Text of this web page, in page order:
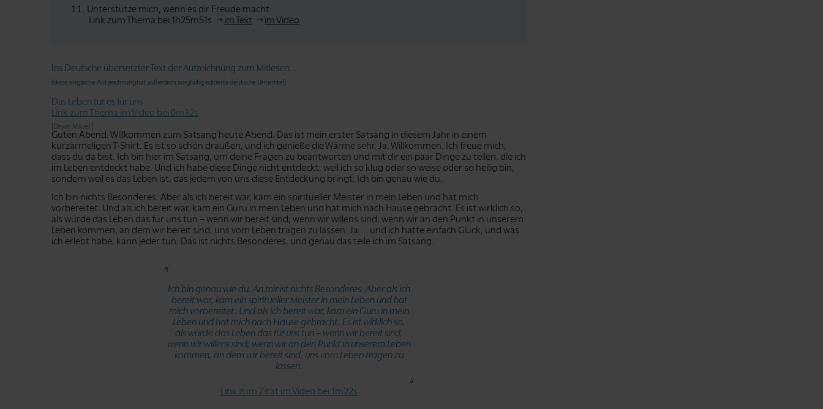
Unterstütze mich, wenn es dir Freude macht
Link zum Thema bei 1h25m51s
im Text im Video
Ins Deutsche übersetzter Text der Aufzeichnung zum Mitlesen:
(diese englische Aufzeichnung hat außerdem sorgfältig editierte deutsche Untertitel)
Das Leben tut es für uns
Link zum Thema im Video bei 0m32s
[Dhyan Mikael:]
Guten Abend. Willkommen zum Satsang heute Abend. Das ist mein erster Satsang in diesem Jahr in einem
kurzärmeligen T-Shirt. Es ist so schön draußen, und ich genieße die Wärme sehr. Ja. Willkommen. Ich freue mich,
dass du da bist. Ich bin hier im Satsang, um deine Fragen zu beantworten und mit dir ein paar Dinge zu teilen, die ich
im Leben entdeckt habe. Und ich habe diese Dinge nicht entdeckt, weil ich so klug oder so weise oder so heilig bin,
sondern weil es das Leben ist, das jedem von uns diese Entdeckung bringt. Ich bin genau wie du.
Ich bin nichts Besonderes. Aber als ich bereit war, kam ein spiritueller Meister in mein Leben und hat mich
vorbereitet. Und als ich bereit war, kam ein Guru in mein Leben und hat mich nach Hause gebracht. Es ist wirklich so,
als würde das Leben das für uns tun – wenn wir bereit sind; wenn wir willens sind; wenn wir an den Punkt in unserem
Leben kommen, an dem wir bereit sind, uns vom Leben tragen zu lassen. Ja.... und ich hatte einfach Glück, und was
ich erlebt habe, kann jeder tun. Das ist nichts Besonderes, und genau das teile ich im Satsang.
Ich bin genau wie du. An mir ist nichts Besonderes. Aber als ich
bereit war, kam ein spiritueller Meister in mein Leben und hat
mich vorbereitet. Und als ich bereit war, kam ein Guru in mein
Leben und hat mich nach Hause gebracht. Es ist wirklich so,
als würde das Leben das für uns tun – wenn wir bereit sind;
wenn wir willens sind; wenn wir an den Punkt in unserem Leben
kommen, an dem wir bereit sind, uns vom Leben tragen zu
lassen.
Link zum Zitat im Video bei 1m22s